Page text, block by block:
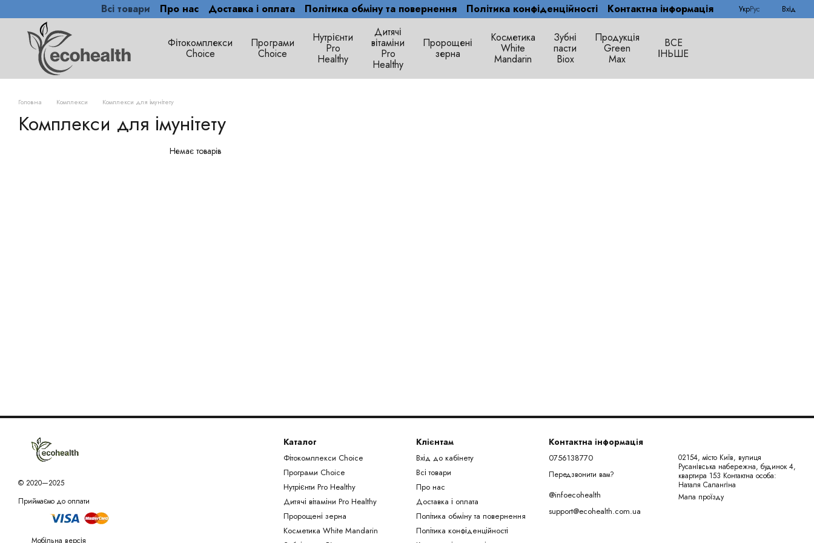
Перейти до основного контенту
Всі товари Про нас Доставка і оплата Політика обміну та повернення Політика конфіденційності Контактна інформація УкрРус Вхід
Фітокомплекси
Сhoice
Програми
Choice
Нутрієнти
Рro
Healthy
Дитячі
вітаміни
Pro
Healthy
Пророщені
зерна
Косметика
White
Mandarin
Зубні
пасти
Biox
Продукція
Green
Max
ВСЕ
ІНЬШЕ
Головна Комплекси Комплекси для імунітету
Комплекси для імунітету
Немає товарів
© 2020—2025
Приймаємо до оплати
Мобільна версія
Каталог
Фітокомплекси Сhoice
Програми Choice
Нутрієнти Рro Healthy
Дитячі вітаміни Pro Healthy
Пророщені зерна
Косметика White Mandarin
Клієнтам
Вхід до кабінету
Всі товари
Про нас
Доставка і оплата
Політика обміну та повернення
Політика конфіденційності
Контактна інформація
0756138770
Передзвонити вам?
@infoecohealth
support@ecohealth.com.ua
02154, місто Київ, вулиця
Русанівська набережна, будинок 4,
квартира 153 Контактна особа:
Наталя Салангіна
Мапа проїзду